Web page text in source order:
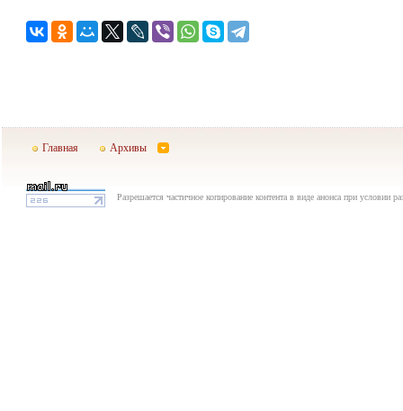
Главная Архивы
Разрешается частичное копирование контента в виде анонса при условии